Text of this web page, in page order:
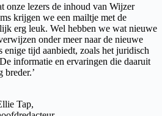
onze lezers de inhoud van Wijzer
krijgen we een mailtje met de
erg leuk. Wel hebben we wat nieuwe
onder meer naar de nieuwe
tijd aanbiedt, zoals het juridisch
informatie en ervaringen die daaruit
breder.’
Tap,